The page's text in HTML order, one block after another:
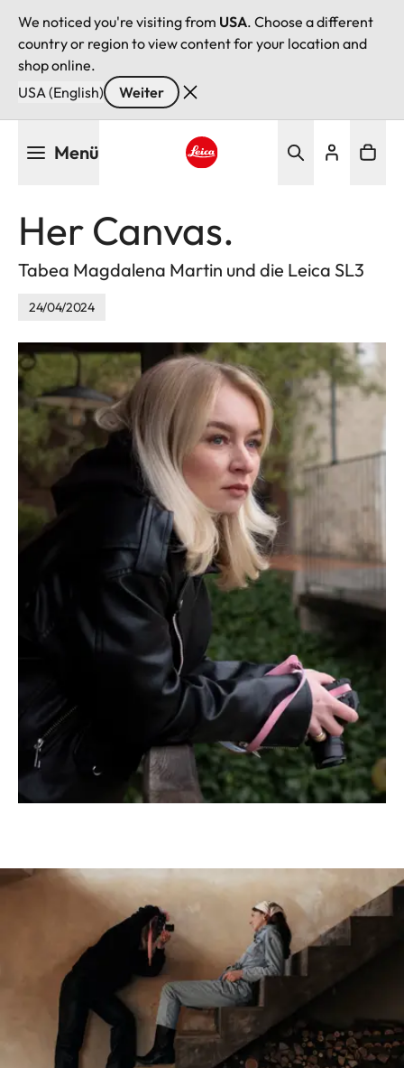
We noticed you're visiting from USA. Choose a different
country or region to view content for your location and
shop online.
USA (English)
Weiter
Menü
Her Canvas.
Tabea Magdalena Martin und die Leica SL3
24/04/2024